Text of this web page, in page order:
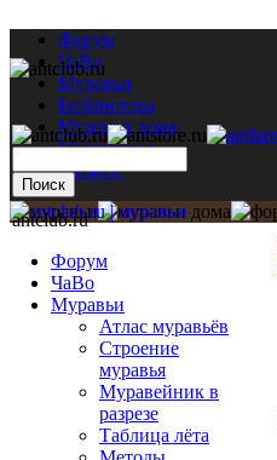
Форум
ЧаВо
Муравьи
Библиотека
Муравьи дома
Мастерская
Каталог
antclub.ru
Форум
ЧаВо
Муравьи
Атлас муравьёв
Строение
муравья
Муравейник в
разрезе
Таблица лёта